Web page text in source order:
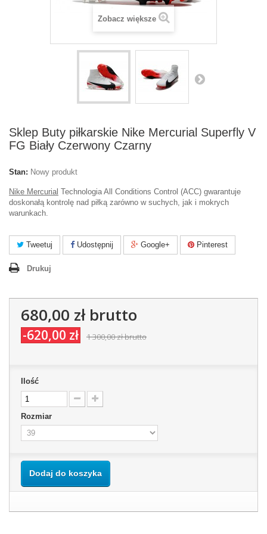
Zobacz większe
Sklep Buty piłkarskie Nike Mercurial Superfly V
FG Biały Czerwony Czarny
Stan: Nowy produkt
Nike Mercurial Technologia All Conditions Control (ACC) gwarantuje
doskonałą kontrolę nad piłką zarówno w suchych, jak i mokrych
warunkach.
Tweetuj Udostępnij Google+ Pinterest
Drukuj
680,00 złbrutto
-620,00 zł 1 300,00 złbrutto
Ilość
Rozmiar
Dodaj do koszyka